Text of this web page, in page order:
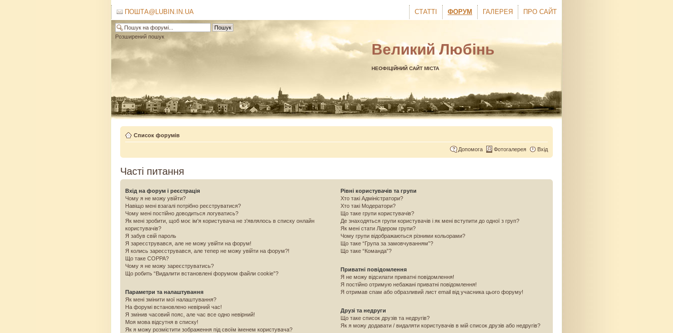
ПРО САЙТ
ГАЛЕРЕЯ
ФОРУМ
СТАТТІ
ПОШТА@LUBIN.IN.UA
Великий Любінь
НЕОФІЦІЙНИЙ САЙТ МІСТА
Розширений пошук
Список форумів
Допомога Фотогалерея Вхід
Часті питання
Вхід на форум і реєстрація
Чому я не можу увійти?
Навіщо мені взагалі потрібно реєструватися?
Чому мені постійно доводиться логуватись?
Як мені зробити, щоб моє ім'я користувача не з'являлось в списку онлайн
користувачів?
Я забув свій пароль
Я зареєструвався, але не можу увійти на форум!
Я колись зареєструвався, але тепер не можу увійти на форум?!
Що таке COPPA?
Чому я не можу зареєструватись?
Що робить “Видалити встановлені форумом файли cookie”?
Параметри та налаштування
Як мені змінити мої налаштування?
На форумі встановлено невірний час!
Я змінив часовий пояс, але час все одно невірний!
Моя мова відсутня в списку!
Як я можу розмістити зображення під своїм іменем користувача?
Рівні користувачів та групи
Хто такі Адміністратори?
Хто такі Модератори?
Що таке групи користувачів?
Де знаходяться групи користувачів і як мені вступити до одної з груп?
Як мені стати Лідером групи?
Чому групи відображаються різними кольорами?
Що таке “Група за замовчуванням”?
Що таке “Команда”?
Приватні повідомлення
Я не можу відсилати приватні повідомлення!
Я постійно отримую небажані приватні повідомлення!
Я отримав спам або образливий лист email від учасника цього форуму!
Друзі та недруги
Що таке список друзів та недругів?
Як я можу додавати / видаляти користувачів в мій список друзів або недругів?